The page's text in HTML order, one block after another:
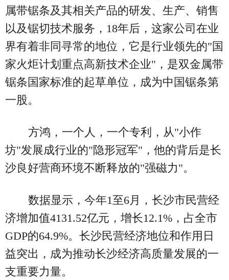
属带锯条及其相关产品的研发、生产、销售
以及锯切技术服务，18年后，这家公司在业
界有着非同寻常的地位，它是行业领先的"国
家火炬计划重点高新技术企业"，是双金属带
锯条国家标准的起草单位，成为中国锯条第
一股。
方鸿，一个人，一个专利，从"小作
坊"发展成行业的"隐形冠军"，他的背后是长
沙良好营商环境不断释放的"强磁力"。
数据显示，今年1至6月，长沙市民营经
济增加值4131.52亿元，增长12.1%，占全市
GDP的64.9%。长沙民营经济地位和作用日
益突出，成为推动长沙经济高质量发展的一
支重要力量。